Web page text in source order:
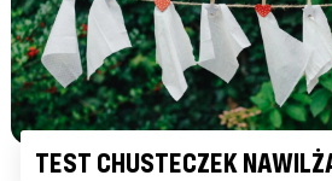
TEST CHUSTECZEK